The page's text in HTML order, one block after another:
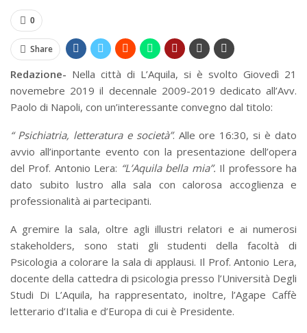
0
Share
Redazione- Nella città di L’Aquila, si è svolto Giovedì 21
novemebre 2019 il decennale 2009-2019 dedicato all’Avv.
Paolo di Napoli, con un’interessante convegno dal titolo:
“ Psichiatria, letteratura e società”. Alle ore 16:30, si è dato
avvio all’inportante evento con la presentazione dell’opera
del Prof. Antonio Lera: “L’Aquila bella mia”. Il professore ha
dato subito lustro alla sala con calorosa accoglienza e
professionalità ai partecipanti.
A gremire la sala, oltre agli illustri relatori e ai numerosi
stakeholders, sono stati gli studenti della facoltà di
Psicologia a colorare la sala di applausi. Il Prof. Antonio Lera,
docente della cattedra di psicologia presso l’Università Degli
Studi Di L’Aquila, ha rappresentato, inoltre, l’Agape Caffè
letterario d’Italia e d’Europa di cui è Presidente.